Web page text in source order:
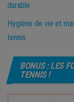
durable
Hygiène de vie et
tennis
BONUS : LES
TENNIS !